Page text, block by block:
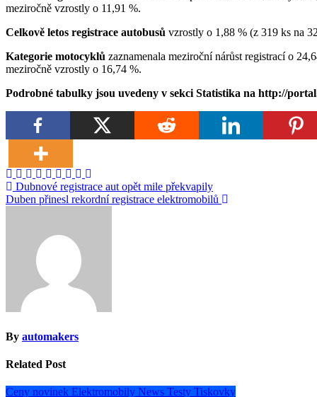
meziročně vzrostly o 11,91 %.
Celkově letos registrace autobusů vzrostly o 1,88 % (z 319 ks na
Kategorie motocyklů zaznamenala meziroční nárůst registrací o
meziročně vzrostly o 16,74 %.
Podrobné tabulky jsou uvedeny v sekci Statistika na http://
Navigace
pro
Dubnové registrace aut opět mile překvapily
Duben přinesl rekordní registrace elektromobilů
By automakers
Related Post
Ceny novinek Elektromobily News Testy Tiskovky